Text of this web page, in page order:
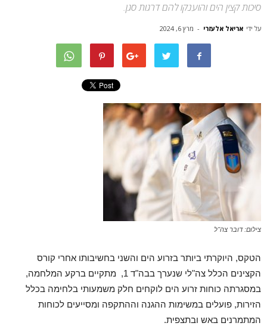
סיכות קצין הים והוענקו להם דרגות סגן.
על ידי אריאל אלעזרי - מרץ 6, 2024
צילום: דובר צה"ל
הטקס, היוקרתי ביותר בזרוע הים והשני בחשיבותו אחרי קורס
הקצינים הכלל צה"לי שנערך בבה"ד 1, מתקיים ברקע המלחמה,
במסגרתה כוחות זרוע הים לוקחים חלק משמעותי בלחימה בכלל
הזירות, פועלים במשימות ההגנה וההתקפה ומסייעים לכוחות
המתמרנים באש ובתצפית.